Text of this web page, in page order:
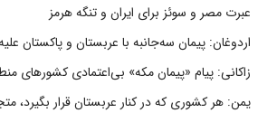
عبرت مصر و سوئز برای ایران و تنگه هرمز
اردوغان: پیمان سه‌جانبه با عربستان و پاکستان
زاکانی: پیام «پیمان مکه» بی‌اعتمادی کشورهای
یمن: هر کشوری که در کنار عربستان قرار بگیرد،